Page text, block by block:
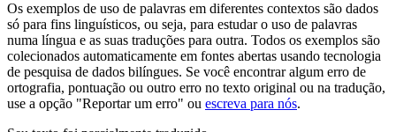
Os exemplos de uso de palavras em diferentes contextos são dados
só para fins linguísticos, ou seja, para estudar o uso de palavras
numa língua e as suas traduções para outra. Todos os exemplos são
colecionados automaticamente em fontes abertas usando tecnologia
de pesquisa de dados bilíngues. Se você encontrar algum erro de
ortografia, pontuação ou outro erro no texto original ou na tradução,
use a opção "Reportar um erro" ou escreva para nós.